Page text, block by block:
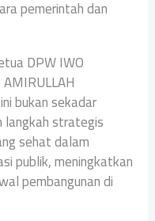
pemerintah dan
DPW IWO
bukan sekadar
langkah strategis
sehat dalam
publik, meningkatkan
pembangunan di